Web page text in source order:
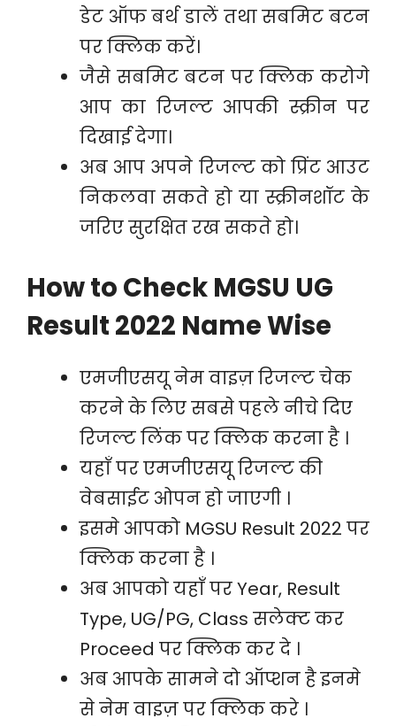
डेट ऑफ बर्थ डालें तथा सबमिट बटन
पर क्लिक करें।
जैसे सबमिट बटन पर क्लिक करोगे
आप का रिजल्ट आपकी स्क्रीन पर
दिखाई देगा।
अब आप अपने रिजल्ट को प्रिंट आउट
निकलवा सकते हो या स्क्रीनशॉट के
जरिए सुरक्षित रख सकते हो।
How to Check MGSU UG
Result 2022 Name Wise
एमजीएसयू नेम वाइज़ रिजल्ट चेक
करने के लिए सबसे पहले नीचे दिए
रिजल्ट लिंक पर क्लिक करना है ।
यहाँ पर एमजीएसयू रिजल्ट की
वेबसाईट ओपन हो जाएगी ।
इसमे आपको MGSU Result 2022 पर
क्लिक करना है ।
अब आपको यहाँ पर Year, Result
Type, UG/PG, Class सलेक्ट कर
Proceed पर क्लिक कर दे ।
अब आपके सामने दो ऑप्शन है इनमे
से नेम वाइज़ पर क्लिक करे ।